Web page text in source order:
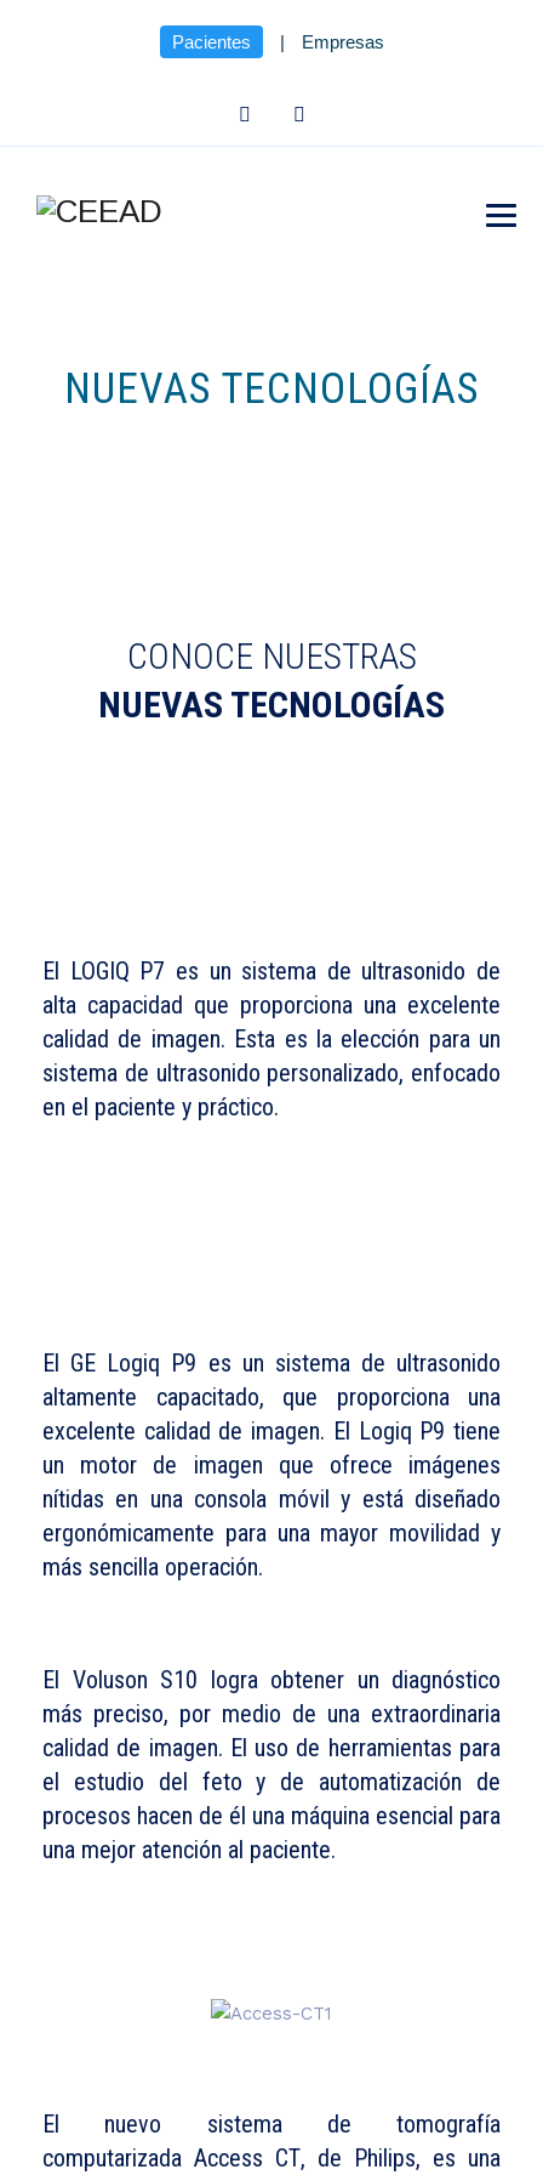
Pacientes | Empresas
NUEVAS TECNOLOGÍAS
CONOCE NUESTRAS
NUEVAS TECNOLOGÍAS
El LOGIQ P7 es un sistema de ultrasonido de
alta capacidad que proporciona una excelente
calidad de imagen. Esta es la elección para un
sistema de ultrasonido personalizado, enfocado
en el paciente y práctico.
El GE Logiq P9 es un sistema de ultrasonido
altamente capacitado, que proporciona una
excelente calidad de imagen. El Logiq P9 tiene
un motor de imagen que ofrece imágenes
nítidas en una consola móvil y está diseñado
ergonómicamente para una mayor movilidad y
más sencilla operación.
El Voluson S10 lograobtener un diagnóstico
más preciso, por medio de una extraordinaria
calidad de imagen. El uso de herramientas para
el estudio del feto y de automatización de
procesos hacen de él una máquina esencial para
una mejor atención al paciente.
El nuevo sistema de tomografía
computarizada Access CT, de Philips, es una